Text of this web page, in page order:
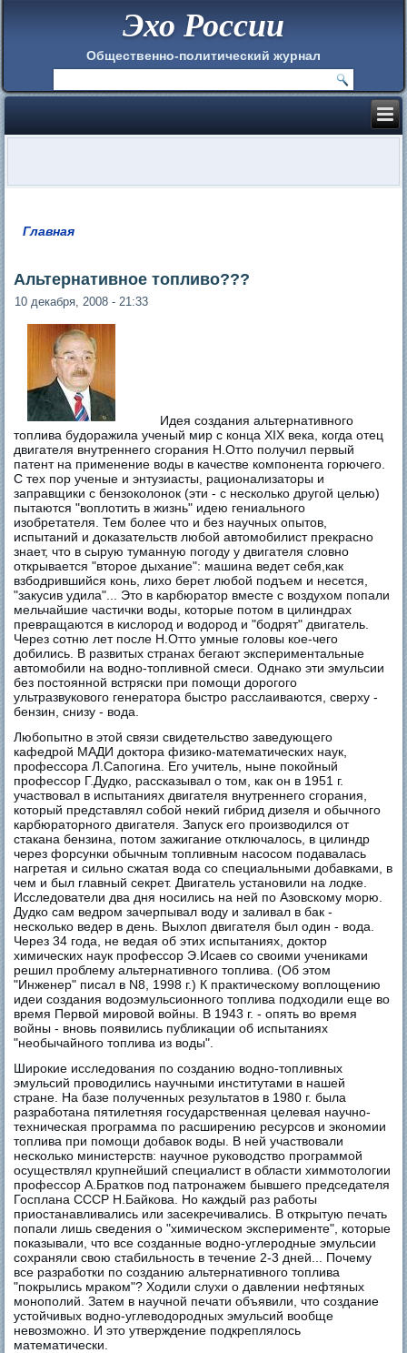
Эхо России
Общественно-политический журнал
Главная
Альтернативное топливо???
10 декабря, 2008 - 21:33
Идея создания альтернативного
топлива будоражила ученый мир с конца XIX века, когда отец
двигателя внутреннего сгорания Н.Отто получил первый
патент на применение воды в качестве компонента горючего.
С тех пор ученые и энтузиасты, рационализаторы и
заправщики с бензоколонок (эти - с несколько другой целью)
пытаются "воплотить в жизнь" идею гениального
изобретателя. Тем более что и без научных опытов,
испытаний и доказательств любой автомобилист прекрасно
знает, что в сырую туманную погоду у двигателя словно
открывается "второе дыхание": машина ведет себя,как
взбодрившийся конь, лихо берет любой подъем и несется,
"закусив удила"... Это в карбюратор вместе с воздухом попали
мельчайшие частички воды, которые потом в цилиндрах
превращаются в кислород и водород и "бодрят" двигатель.
Через сотню лет после Н.Отто умные головы кое-чего
добились. В развитых странах бегают экспериментальные
автомобили на водно-топливной смеси. Однако эти эмульсии
без постоянной встряски при помощи дорогого
ультразвукового генератора быстро расслаиваются, сверху -
бензин, снизу - вода.
Любопытно в этой связи свидетельство заведующего
кафедрой МАДИ доктора физико-математических наук,
профессора Л.Сапогина. Его учитель, ныне покойный
профессор Г.Дудко, рассказывал о том, как он в 1951 г.
участвовал в испытаниях двигателя внутреннего сгорания,
который представлял собой некий гибрид дизеля и обычного
карбюраторного двигателя. Запуск его производился от
стакана бензина, потом зажигание отключалось, в цилиндр
через форсунки обычным топливным насосом подавалась
нагретая и сильно сжатая вода со специальными добавками, в
чем и был главный секрет. Двигатель установили на лодке.
Исследователи два дня носились на ней по Азовскому морю.
Дудко сам ведром зачерпывал воду и заливал в бак -
несколько ведер в день. Выхлоп двигателя был один - вода.
Через 34 года, не ведая об этих испытаниях, доктор
химических наук профессор Э.Исаев со своими учениками
решил проблему альтернативного топлива. (Об этом
"Инженер" писал в N8, 1998 г.) К практическому воплощению
идеи создания водоэмульсионного топлива подходили еще во
время Первой мировой войны. В 1943 г. - опять во время
войны - вновь появились публикации об испытаниях
"необычайного топлива из воды".
Широкие исследования по созданию водно-топливных
эмульсий проводились научными институтами в нашей
стране. На базе полученных результатов в 1980 г. была
разработана пятилетняя государственная целевая научно-
техническая программа по расширению ресурсов и экономии
топлива при помощи добавок воды. В ней участвовали
несколько министерств: научное руководство программой
осуществлял крупнейший специалист в области химмотологии
профессор А.Братков под патронажем бывшего председателя
Госплана СССР Н.Байкова. Но каждый раз работы
приостанавливались или засекречивались. В открытую печать
попали лишь сведения о "химическом эксперименте", которые
показывали, что все созданные водно-углеродные эмульсии
сохраняли свою стабильность в течение 2-3 дней... Почему
все разработки по созданию альтернативного топлива
"покрылись мраком"? Ходили слухи о давлении нефтяных
монополий. Затем в научной печати объявили, что создание
устойчивых водно-углеводородных эмульсий вообще
невозможно. И это утверждение подкреплялось
математически.